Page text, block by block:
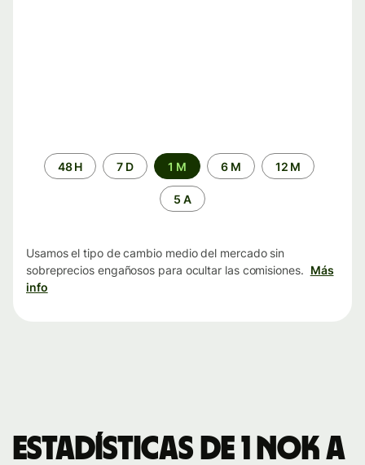
Periodo48 H 7 D 1 M 6 M 12 M
5 A
Usamos el tipo de cambio medio del mercado sin
sobreprecios engañosos para ocultar las comisiones. Más
info
Estadísticas de 1 NOK a